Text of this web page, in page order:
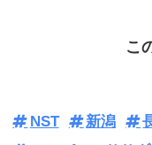
こ
NST 新潟